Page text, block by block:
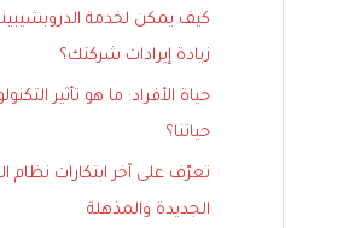
كيف يمكن لخدمة
زيادة إيرادات شركتك؟
حياة الأفراد: ما هو تأثير
حياتنا؟
تعرّف على آخر ابتكارات نظام
الجديدة والمذهلة